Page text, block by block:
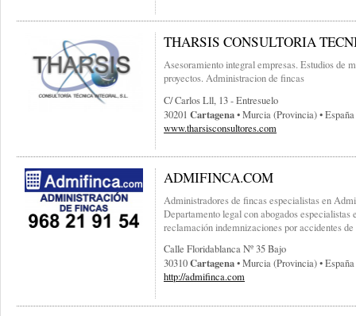
THARSIS CONSULTORIA
Asesoramiento integral empresas. Estudios de
proyectos. Administracion de fincas
C/ Carlos Lll, 13 - Entresuelo
30201 Cartagena• Murcia (provincia) • España
www.tharsisconsultores.com
ADMIFINCA.COM
Administradores de fincas especialistas en
Departamento legal con abogados
reclamación indemnizaciones por accidentes
Calle Floridablanca Nº 35 Bajo
30310Cartagena• Murcia (provincia) • España
http://admifinca.com